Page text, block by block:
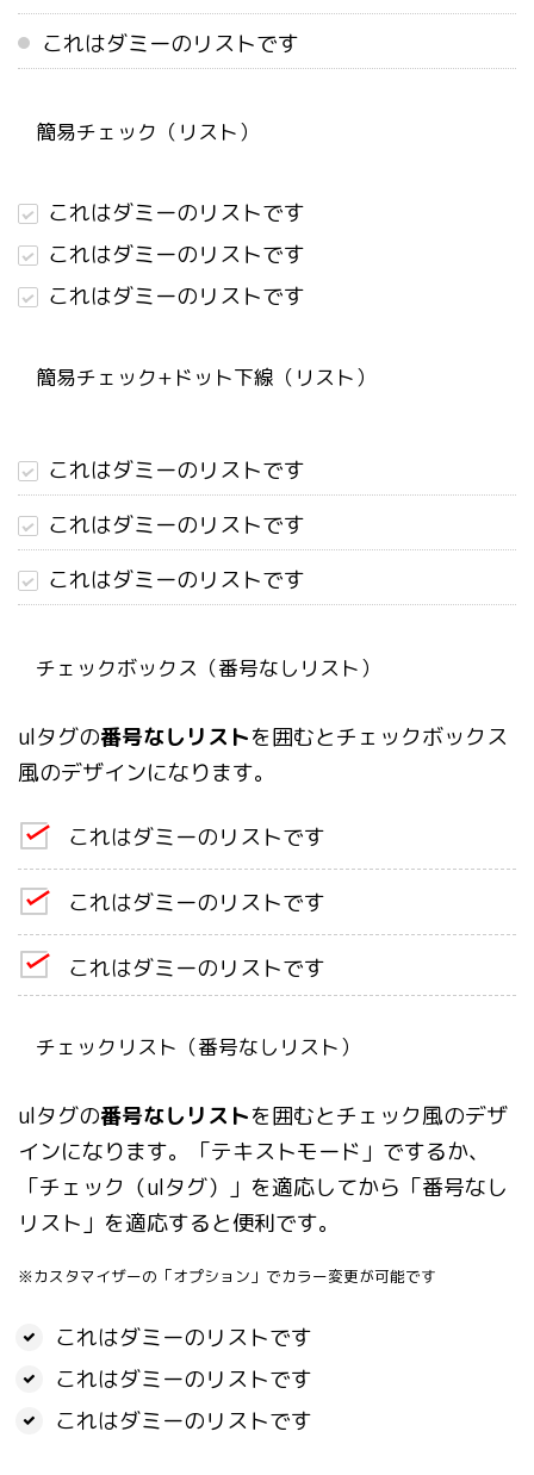
これはダミーのリストです
簡易チェック（リスト）
これはダミーのリストです
これはダミーのリストです
これはダミーのリストです
簡易チェック+ドット下線（リスト）
これはダミーのリストです
これはダミーのリストです
これはダミーのリストです
チェックボックス（番号なしリスト）
ulタグの番号なしリストを囲むとチェックボックス
風のデザインになります。
これはダミーのリストです
これはダミーのリストです
これはダミーのリストです
チェックリスト（番号なしリスト）
ulタグの番号なしリストを囲むとチェック風のデザ
インになります。「テキストモード」でするか、
「チェック（ulタグ）」を適応してから「番号なし
リスト」を適応すると便利です。
※カスタマイザーの「オプション」でカラー変更が可能です
これはダミーのリストです
これはダミーのリストです
これはダミーのリストです